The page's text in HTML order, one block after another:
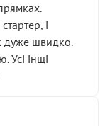
і
дуже швидко.
Усі інщі